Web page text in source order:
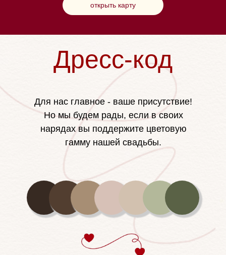
открыть карту
Для нас главное - ваше присутствие!
Но мы будем рады, если в своих
нарядах вы поддержите цветовую
гамму нашей свадьбы.
Дресс-код